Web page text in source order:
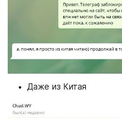
Даже из Китая